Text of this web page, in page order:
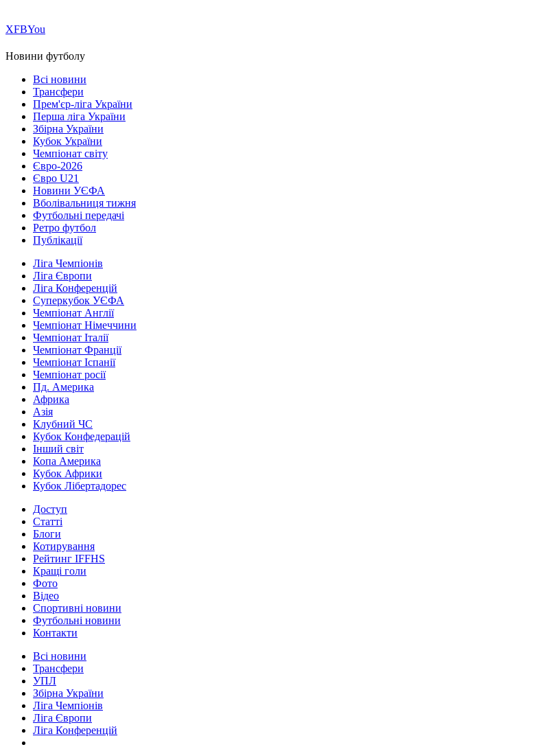
ХFBYou
Новини футболу
Всі новини
Трансфери
Прем'єр-ліга України
Перша ліга України
Збірна України
Кубок України
Чемпіонат світу
Євро-2026
Євро U21
Новини УЄФА
Вболівальниця тижня
Футбольні передачі
Ретро футбол
Публікації
Ліга Чемпіонів
Ліга Європи
Ліга Конференцій
Суперкубок УЄФА
Чемпіонат Англії
Чемпіонат Німеччини
Чемпіонат Італії
Чемпіонат Франції
Чемпіонат Іспанії
Чемпіонат росії
Пд. Америка
Африка
Азія
Клубний ЧС
Кубок Конфедерацій
Інший світ
Копа Америка
Кубок Африки
Кубок Лібертадорес
Доступ
Статті
Блоги
Котирування
Рейтинг IFFHS
Кращі голи
Фото
Відео
Спортивні новини
Футбольні новини
Контакти
Всі новини
Трансфери
УПЛ
Збірна України
Ліга Чемпіонів
Ліга Європи
Ліга Конференцій